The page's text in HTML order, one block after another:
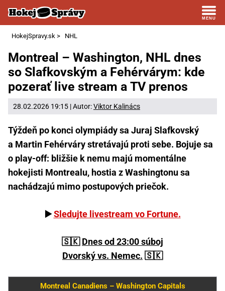
HokejSpravy.sk > NHL
Montreal – Washington, NHL dnes
so Slafkovským a Fehérvárym: kde
pozerať live stream a TV prenos
28.02.2026 19:15 | Autor:Viktor Kalinács
Týždeň po konci olympiády sa Juraj Slafkovský
a Martin Fehérváry stretávajú proti sebe. Bojuje sa
o play-off: bližšie k nemu majú momentálne
hokejisti Montrealu, hostia z Washingtonu sa
nachádzajú mimo postupových priečok.
▶️Sledujte livestream vo Fortune.
🇸🇰Dnes od 23:00 súboj
Dvorský vs. Nemec. 🇸🇰
Montreal Canadiens – Washington Capitals